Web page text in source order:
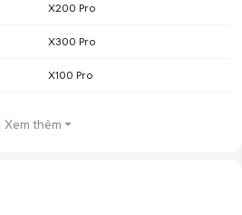
X200 Pro
X300 Pro
X100 Pro
Xem thêm